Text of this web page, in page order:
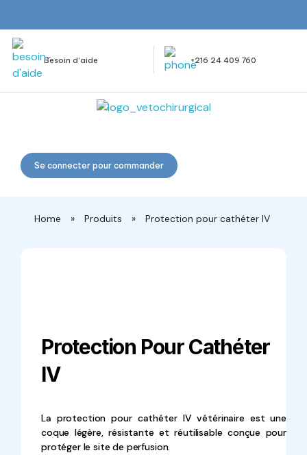
Besoin d’aide +216 24 409 760
Veto Chirurgical
Se connecter pour commander
Home » Produits » Protection pour cathéter IV
Protection Pour Cathéter
IV
La protection pour cathéter IV vétérinaire est une
coque légère, résistante et réutilisable conçue pour
protéger le site de perfusion.